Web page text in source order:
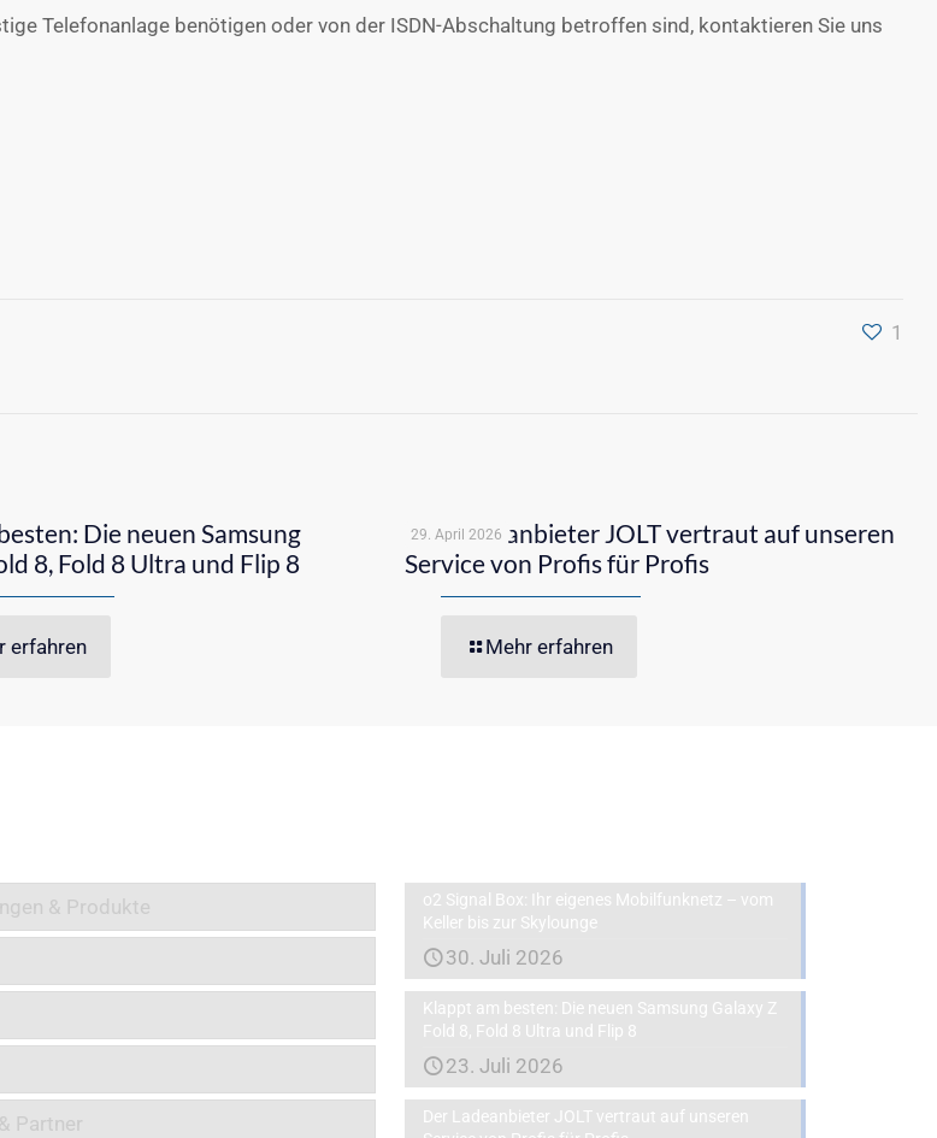
Telefonanlage benötigen oder von der ISDN-Abschaltung betroffen sind, kontaktieren Sie uns
1
Die neuen Samsung
8, Fold 8 Ultra und Flip 8
erfahren
29. April 2026
Der Ladeanbieter JOLT vertraut auf unseren
Service von Profis für Profis
Mehr erfahren
& Produkte
Partner
o2 Signal Box: Ihr eigenes Mobilfunknetz – vom
Keller bis zur Skylounge
30. Juli 2026
Klappt am besten: Die neuen Samsung Galaxy Z
Fold 8, Fold 8 Ultra und Flip 8
23. Juli 2026
Der Ladeanbieter JOLT vertraut auf unseren